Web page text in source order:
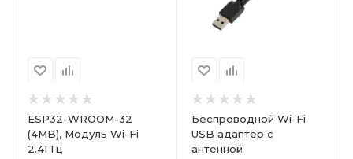
ESP32-WROOM-32
(4MB), Модуль Wi-Fi
2.4ГГц
Беспроводной Wi-Fi
USB адаптер с
антенной